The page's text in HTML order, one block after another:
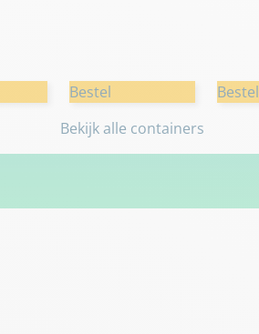
Bestel
Bestel
Bekijk alle containers